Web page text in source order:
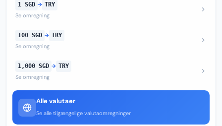
1 SGD → TRY
Se omregning
100 SGD → TRY
Se omregning
1,000 SGD → TRY
Se omregning
Alle valutaer
Se alle tilgængelige valutaomregninger